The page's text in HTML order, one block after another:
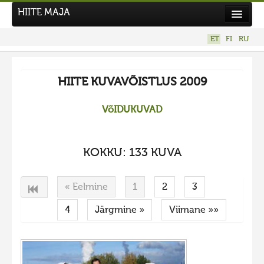
UUS KUVAVÕISTLUS
Hiite kuvavõistlus 2026
VANEMAD KUVAVÕISTLUSED
Hiite kuvavõistlus 2025 lisa
HIITE MAJA
ET FI RU
HIITE KUVAVÕISTLUS 2009
VõIDUKUVAD
KOKKU: 133 KUVA
« Eelmine 1 2 3
4 Järgmine » Viimane »»